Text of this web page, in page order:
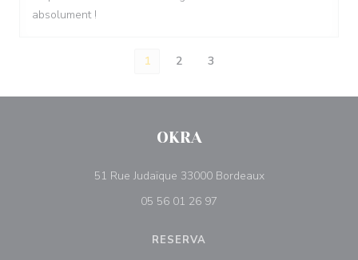
absolument !
1 2 3
OKRA
51 Rue Judaïque 33000 Bordeaux((abre numa nova
05 56 01 26 97
RESERVA